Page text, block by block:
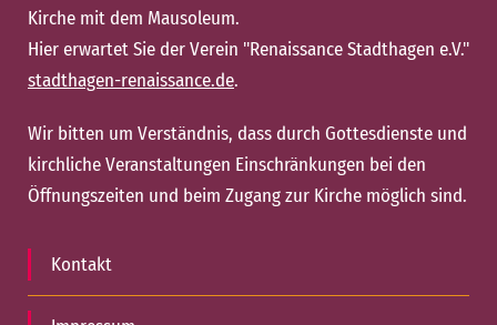
Kirche mit dem Mausoleum.
Hier erwartet Sie der Verein "Renaissance Stadthagen e.V."
stadthagen-renaissance.de.
Wir bitten um Verständnis, dass durch Gottesdienste und
kirchliche Veranstaltungen Einschränkungen bei den
Öffnungszeiten und beim Zugang zur Kirche möglich sind.
Kontakt